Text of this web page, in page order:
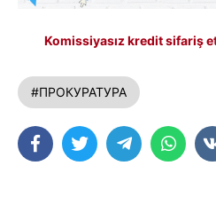
Komissiyasız kredit sifariş
#ПРОКУРАТУРА